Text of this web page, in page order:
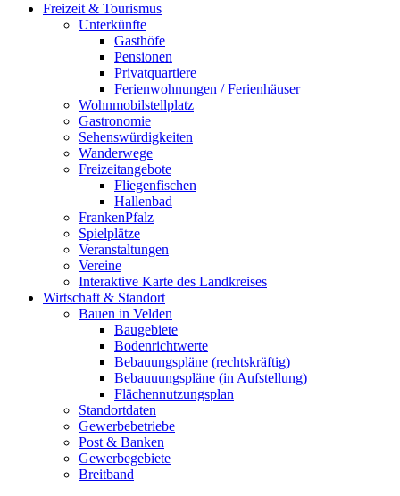
Freizeit & Tourismus
Unterkünfte
Gasthöfe
Pensionen
Privatquartiere
Ferienwohnungen / Ferienhäuser
Wohnmobilstellplatz
Gastronomie
Sehenswürdigkeiten
Wanderwege
Freizeitangebote
Fliegenfischen
Hallenbad
FrankenPfalz
Spielplätze
Veranstaltungen
Vereine
Interaktive Karte des Landkreises
Wirtschaft & Standort
Bauen in Velden
Baugebiete
Bodenrichtwerte
Bebauungspläne (rechtskräftig)
Bebauuungspläne (in Aufstellung)
Flächennutzungsplan
Standortdaten
Gewerbebetriebe
Post & Banken
Gewerbegebiete
Breitband